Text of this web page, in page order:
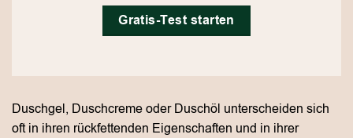
Gratis-Test starten
Duschgel, Duschcreme oder Duschöl unterscheiden sich
oft in ihren rückfettenden Eigenschaften und in ihrer